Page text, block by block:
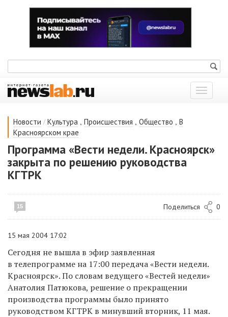
Показать
меню
Новости / Культура , Происшествия , Общество , В
Красноярском крае
Программа «Вести недели. Красноярск»
закрыта по решению руководства
КГТРК
15 Поделиться 0
15 мая 2004 17:02
Сегодня не вышла в эфир заявленная
в телепрограмме на 17:00 передача «Вести недели.
Красноярск». По словам ведущего «Вестей недели»
Анатолия Патюкова, решение о прекращении
производства программы было принято
руководством КГТРК в минувший вторник, 11 мая.